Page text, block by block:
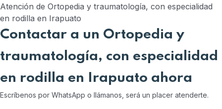
Atención de Ortopedia y traumatología, con especialidad
en rodilla en Irapuato
Contactar a un Ortopedia y
traumatología, con especialidad
en rodilla en Irapuato ahora
Escríbenos por WhatsApp o llámanos, será un placer atenderte.